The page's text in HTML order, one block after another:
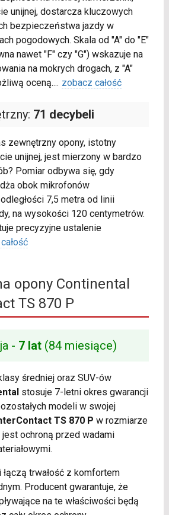
unijnej, dostarcza kluczowych
bezpieczeństwa jazdy w
pogodowych. Skala od "A" do "E"
nawet "F" czy "G") wskazuje na
na mokrych drogach, z "A"
oceną.... zobacz całość
71 decybeli
zewnętrzny opony, istotny
unijnej, jest mierzony w bardzo
Pomiar odbywa się, gdy
obok mikrofonów
7,5 metra od linii
na wysokości 120 centymetrów.
precyzyjne ustalenie
opony Continental
TS 870 P
- 7 lat (84 miesiące)
średniej oraz SUV-ów
stosuje 7-letni okres gwarancji
modeli w swojej
TS 870 P w rozmiarze
ochroną przed wadami
trwałość z komfortem
Producent gwarantuje, że
na te właściwości będą